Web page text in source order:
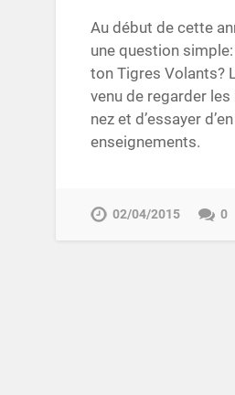
Au début de cette
une question
ton Tigres Volants?
venu de regarder
nez et d’essayer
enseignements.
02/04/2015 0